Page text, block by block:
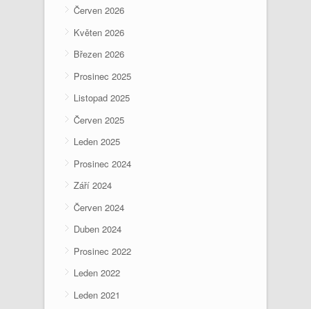
Červen 2026
Květen 2026
Březen 2026
Prosinec 2025
Listopad 2025
Červen 2025
Leden 2025
Prosinec 2024
Září 2024
Červen 2024
Duben 2024
Prosinec 2022
Leden 2022
Leden 2021